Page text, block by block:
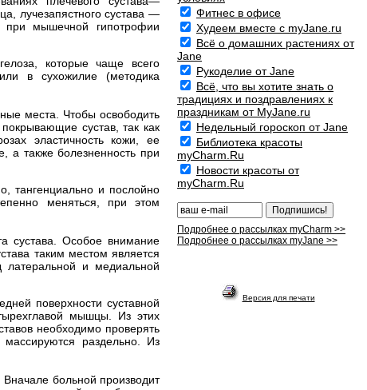
лучезапястного сустава —
при мышечной гипотрофии
которые чаще всего
в сухожилие (методика
места. Чтобы освободить
сустав, так как
эластичность кожи, ее
а также болезненность при
тангенциально и послойно
меняться, при этом
сустава. Особое внимание
таким местом является
латеральной и медиальной
поверхности суставной
мышцы. Из этих
необходимо проверять
раздельно. Из
больной производит
Фитнес в офисе
Худеем вместе с myJane.ru
Всё о домашних растениях от
Jane
Рукоделие от Jane
Всё, что вы хотите знать о
традициях и поздравлениях к
праздникам от MyJane.ru
Недельный гороскоп от Jane
Библиотека красоты
myCharm.Ru
Новости красоты от
myCharm.Ru
Подробнее о рассылках myCharm >>
Подробнее о рассылках myJane >>
Версия для печати